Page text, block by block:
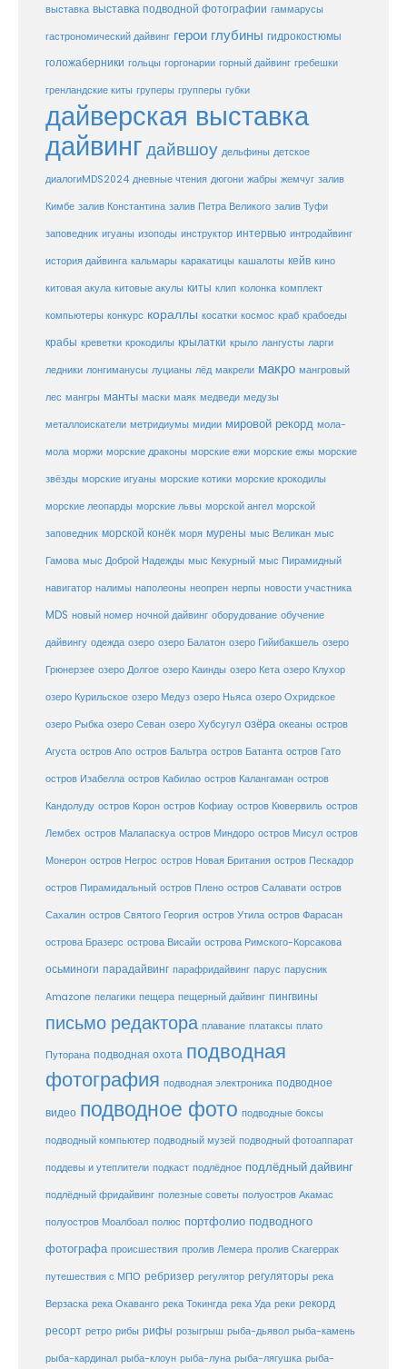
выставка выставка подводной фотографии гаммарусы
гастрономический дайвинг герои глубины гидрокостюмы
голожаберники гольцы горгонарии горный дайвинг гребешки
гренландские киты груперы групперы губки
дайверская выставка
дайвингдайвшоу дельфины детское
диалогиMDS2024 дневные чтения дюгони жабры жемчуг залив
Кимбе залив Константина залив Петра Великого залив Туфи
заповедник игуаны изоподы инструктор интервью интродайвинг
история дайвинга кальмары каракатицы кашалоты кейв кино
китовая акула китовые акулы киты клип колонка комплект
компьютеры конкурс кораллы косатки космос краб крабоеды
крабы креветки крокодилы крылатки крыло лангусты ларги
ледники лонгиманусы луцианы лёд макрели макро мангровый
лес мангры манты маски маяк медведи медузы
металлоискатели метридиумы мидии мировой рекорд мола-
мола моржи морские драконы морские ежи морские ежы морские
звёзды морские игуаны морские котики морские крокодилы
морские леопарды морские львы морской ангел морской
заповедник морской конёк моря мурены мыс Великан мыс
Гамова мыс Доброй Надежды мыс Кекурный мыс Пирамидный
навигатор налимы наполеоны неопрен нерпы новости участника
MDS новый номер ночной дайвинг оборудование обучение
дайвингу одежда озеро озеро Балатон озеро Гийибакшель озеро
Грюнерзее озеро Долгое озеро Каинды озеро Кета озеро Клухор
озеро Курильское озеро Медуз озеро Ньяса озеро Охридское
озеро Рыбка озеро Севан озеро Хубсугул озёра океаны остров
Агуста остров Апо остров Бальтра остров Батанта остров Гато
остров Изабелла остров Кабилао остров Калангаман остров
Кандолуду остров Корон остров Кофиау остров Кювервиль остров
Лембех остров Малапаскуа остров Миндоро остров Мисул остров
Монерон остров Негрос остров Новая Британия остров Пескадор
остров Пирамидальный остров Плено остров Салавати остров
Сахалин остров Святого Георгия остров Утила остров Фарасан
острова Бразерс острова Висайи острова Римского-Корсакова
осьминоги парадайвинг парафридайвинг парус парусник
Amazone пелагики пещера пещерный дайвинг пингвины
письмо редактора плавание платаксы плато
Путорана подводная охота подводная
фотография подводная электроника подводное
видео подводное фото подводные боксы
подводный компьютер подводный музей подводный фотоаппарат
поддевы и утеплители подкаст подлёдное подлёдный дайвинг
подлёдный фридайвинг полезные советы полуостров Акамас
полуостров Моалбоал полюс портфолио подводного
фотографа происшествия пролив Лемера пролив Скагеррак
путешествия с МПО ребризер регулятор регуляторы река
Верзаска река Окаванго река Токингда река Уда реки рекорд
ресорт ретро рибы рифы розыгрыш рыба-дьявол рыба-камень
рыба-кардинал рыба-клоун рыба-луна рыба-лягушка рыба-